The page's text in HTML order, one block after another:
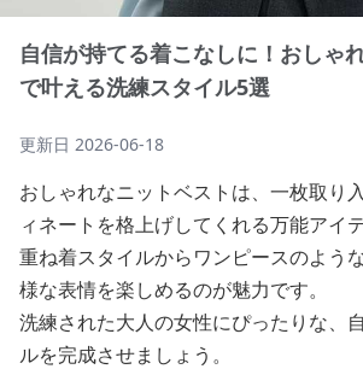
自信が持てる着こなしに！おしゃ
で叶える洗練スタイル5選
更新日 2026-06-18
おしゃれなニットベストは、一枚取り
ィネートを格上げしてくれる万能アイテ
重ね着スタイルからワンピースのよう
様な表情を楽しめるのが魅力です。
洗練された大人の女性にぴったりな、
ルを完成させましょう。